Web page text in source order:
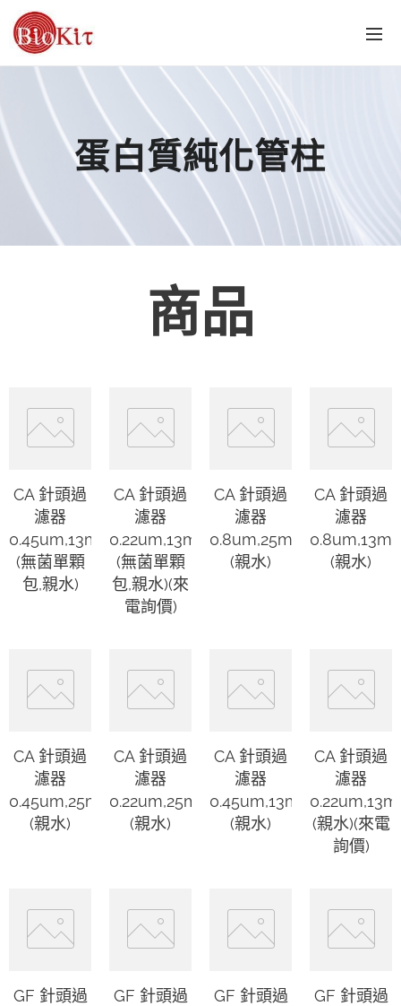
蛋白質純化管柱
商品
CA 針頭過
濾器
0.45um,13mm
(無菌單顆
包,親水)
CA 針頭過
濾器
0.22um,13mm
(無菌單顆
包,親水)(來
電詢價)
CA 針頭過
濾器
0.8um,25mm
(親水)
CA 針頭過
濾器
(親水)
CA 針頭過
濾器
0.45um,25mm
(親水)
CA 針頭過
濾器
0.22um,25mm
(親水)
CA 針頭過
濾器
0.45um,13mm
(親水)
CA 針頭過
濾器
(親水)(來電
詢價)
GF 針頭過
GF 針頭過
GF 針頭過
GF 針頭過